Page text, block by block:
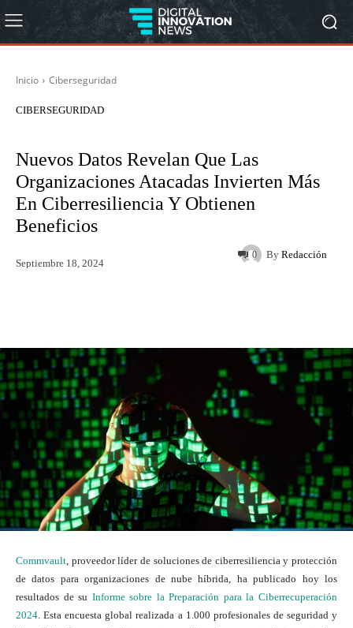
Inicio Ciberseguridad
CIBERSEGURIDAD
Nuevos Datos Revelan Que Las
Organizaciones Atacadas Invierten Más
En Ciberresiliencia Y Obtienen
Beneficios
By Redacción
Septiembre 18, 2024
0
Commvault , proveedor líder de soluciones de ciberresiliencia y protección
de datos para organizaciones de nube híbrida, ha publicado hoy los
resultados de su Informe sobre la Preparación para la Ciberrecuperación
2024 . Esta encuesta global realizada a 1.000 profesionales de seguridad y